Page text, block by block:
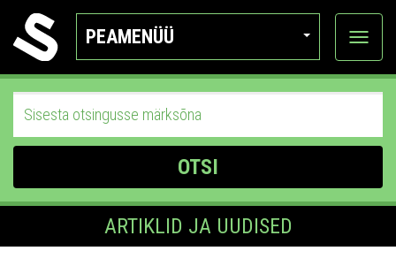
PEAMENÜÜ
Ava
OTSI
ARTIKLID JA UUDISED